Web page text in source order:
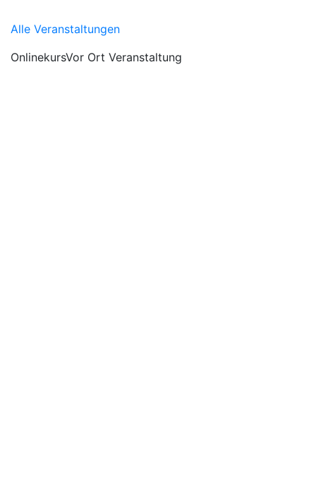
Alle Veranstaltungen
OnlinekursVor Ort Veranstaltung